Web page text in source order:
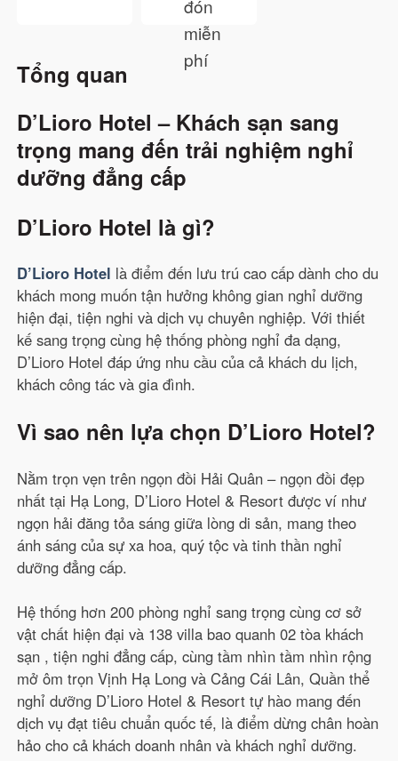
Tổng quan
D’Lioro Hotel – Khách sạn sang
trọng mang đến trải nghiệm nghỉ
dưỡng đẳng cấp
D’Lioro Hotel là gì?
D’Lioro Hotel là điểm đến lưu trú cao cấp dành cho du
khách mong muốn tận hưởng không gian nghỉ dưỡng
hiện đại, tiện nghi và dịch vụ chuyên nghiệp. Với thiết
kế sang trọng cùng hệ thống phòng nghỉ đa dạng,
D’Lioro Hotel đáp ứng nhu cầu của cả khách du lịch,
khách công tác và gia đình.
Vì sao nên lựa chọn D’Lioro Hotel?
Nằm trọn vẹn trên ngọn đồi Hải Quân – ngọn đồi đẹp
nhất tại Hạ Long, D’Lioro Hotel & Resort được ví như
ngọn hải đăng tỏa sáng giữa lòng di sản, mang theo
ánh sáng của sự xa hoa, quý tộc và tinh thần nghỉ
dưỡng đẳng cấp.
Hệ thống hơn 200 phòng nghỉ sang trọng cùng cơ sở
vật chất hiện đại và 138 villa bao quanh 02 tòa khách
sạn , tiện nghi đẳng cấp, cùng tầm nhìn tầm nhìn rộng
mở ôm trọn Vịnh Hạ Long và Cảng Cái Lân, Quần thể
nghỉ dưỡng D’Lioro Hotel & Resort tự hào mang đến
dịch vụ đạt tiêu chuẩn quốc tế, là điểm dừng chân hoàn
hảo cho cả khách doanh nhân và khách nghỉ dưỡng.